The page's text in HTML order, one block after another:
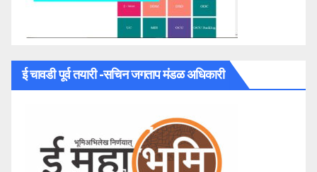
ई चावडी पूर्व तयारी -सचिन जगताप मंडळ अधिकारी